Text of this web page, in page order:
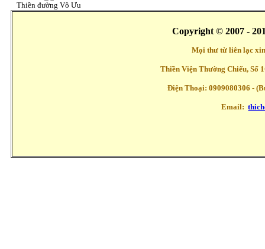
Thiền đường Vô Ưu
Copyright © 2007 -
Mọi thư từ liên lạc
Thiền Viện Thường Chiếu, Số
Điện Thoại: 0909080306 -
Email: